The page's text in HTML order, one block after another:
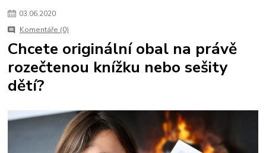
03.06.2020
Komentáře (0)
Chcete originální obal na právě
rozečtenou knížku nebo sešity
dětí?